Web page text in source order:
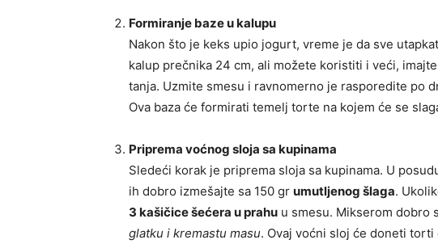
Formiranje baze u kalupu
Nakon što je keks upio jogurt, vreme je da sve
kalup prečnika 24 cm, ali možete koristiti i veći,
tanja. Uzmite smesu i ravnomerno je rasporedite po
Ova baza će formirati temelj torte na kojem će se
Priprema voćnog sloja sa kupinama
Sledeći korak je priprema sloja sa kupinama. U
ih dobro izmešajte sa 150 gr umutljenog šlaga.
3 kašičice šećera u prahu u smesu. Mikserom dobro
glatku i kremastu masu. Ovaj voćni sloj će doneti torti